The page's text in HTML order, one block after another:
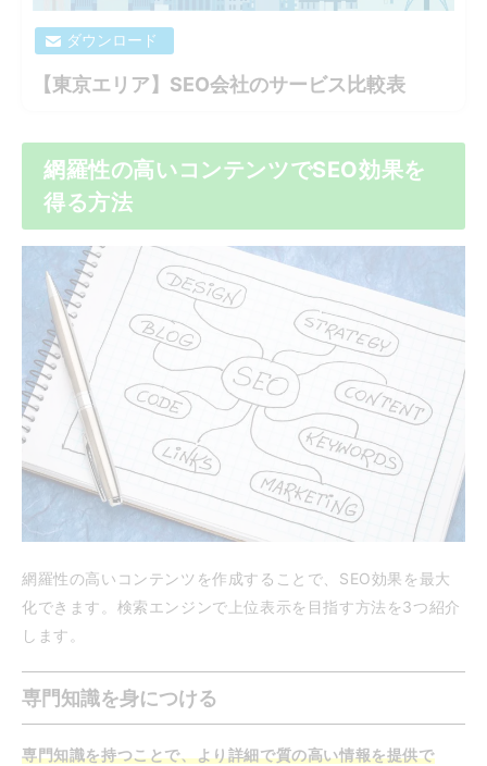
ダウンロード
【東京エリア】SEO会社のサービス比較表
網羅性の高いコンテンツでSEO効果を
得る方法
網羅性の高いコンテンツを作成することで、SEO効果を最大
化できます。検索エンジンで上位表示を目指す方法を3つ紹介
します。
専門知識を身につける
専門知識を持つことで、より詳細で質の高い情報を提供で